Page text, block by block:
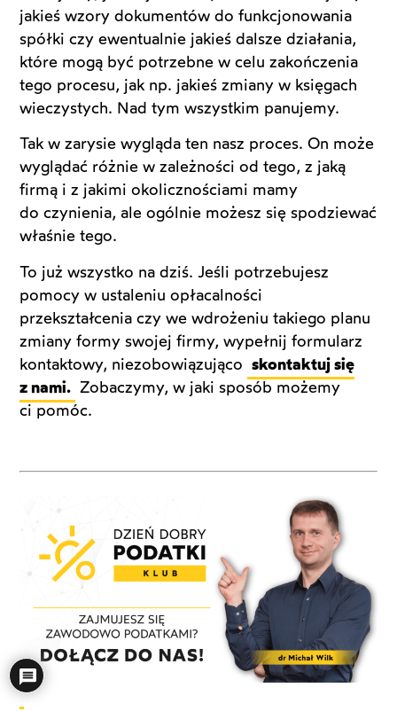
jakieś wzory dokumentów do funkcjonowania
spółki czy ewentualnie jakieś dalsze działania,
które mogą być potrzebne w celu zakończenia
tego procesu, jak np. jakieś zmiany w księgach
wieczystych. Nad tym wszystkim panujemy.
Tak w zarysie wygląda ten nasz proces. On może
wyglądać różnie w zależności od tego, z jaką
firmą i z jakimi okolicznościami mamy
do czynienia, ale ogólnie możesz się spodziewać
właśnie tego.
To już wszystko na dziś. Jeśli potrzebujesz
pomocy w ustaleniu opłacalności
przekształcenia czy we wdrożeniu takiego planu
zmiany formy swojej firmy, wypełnij formularz
kontaktowy, niezobowiązująco skontaktuj się
z nami. Zobaczymy, w jaki sposób możemy
ci pomóc.